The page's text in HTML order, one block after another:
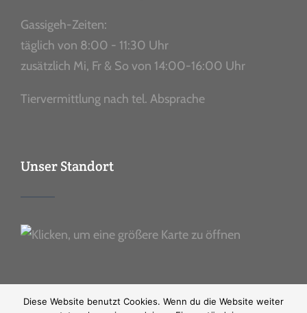
Gassigeh-Zeiten:
täglich von 8:00 - 11:30 Uhr
zusätzlich Mi, Fr & So von 14:00-16:00 Uhr
Tiervermittlung nach tel. Absprache
Unser Standort
Diese Website benutzt Cookies. Wenn du die Website weiter